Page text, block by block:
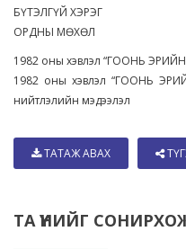
БҮТЭЛГҮЙ ХЭРЭГ
ОРДНЫ МӨХӨЛ
1982 оны хэвлэл “ГООНЬ
1982 оны хэвлэл “ГООНЬ
нийтлэлийн мэдээлэл
ТАТАЖ АВАХ
ТА ҮҮНИЙГ